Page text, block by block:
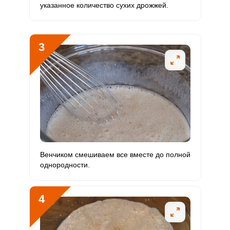
Кремний
Магний 177.9 мг 400 мг 4.7 7.4
Натрий 2135.2 мг 1300 мг 17.2 27.4
Сера 593.5 мг 500 мг 12.4 19.8
Фосфор 808.8 мг 800 мг 10.6 16.8
Алюминий
Железо
Йод 32.7 мкг 3.6
указанное количество сухих дрожжей.
3
Венчиком смешиваем все вместе до полной
однородности.
4